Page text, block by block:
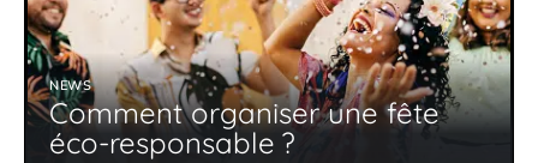
NEWS
Comment organiser une fête
éco-responsable ?